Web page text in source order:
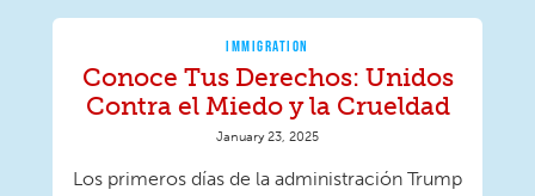
IMMIGRATION
Conoce Tus Derechos: Unidos
Contra el Miedo y la Crueldad
January 23, 2025
Los primeros días de la administración Trump